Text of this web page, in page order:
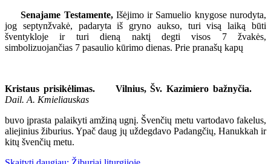
Senajame Testamente, Išėjimo ir Samuelio knygose nurodyta,
jog septynžvakė, padaryta iš gryno aukso, turi visą laiką būti
šventykloje ir turi dieną naktį degti visos 7 žvakės,
simbolizuojančias 7 pasaulio kūrimo dienas. Prie pranašų kapų
Kristaus prisikėlimas.
Vilnius, Šv. Kazimiero bažnyčia.
Dail. A. Kmieliauskas
buvo įprasta palaikyti amžiną ugnį. Švenčių metu vartodavo fakelus,
aliejinius žiburius. Ypač daug jų uždegdavo Padangčių, Hanukkah ir
kitų švenčių metu.